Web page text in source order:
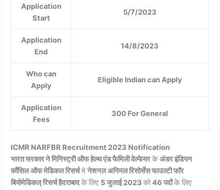
Application
Start
5/7/2023
Application
End
14/8/2023
Who can
Apply
Eligible Indian can Apply
Application
Fees
300 For General
ICMR NARFBR Recruitment 2023 Notification
भारत सरकार ने मिनिस्ट्री ऑफ हेल्थ एंड फैमिली वेल्फेयरकेअंडर इंडियन
कौंसिल ऑफ मेडिकल रिसर्चमेनेशनल अनिमल रिसोर्सेस फाउल्टी फॉर
बियोमेडिकल् रिसर्च हैदराबादके लिए 5 जुलाई 2023को46 पदोंके लिए